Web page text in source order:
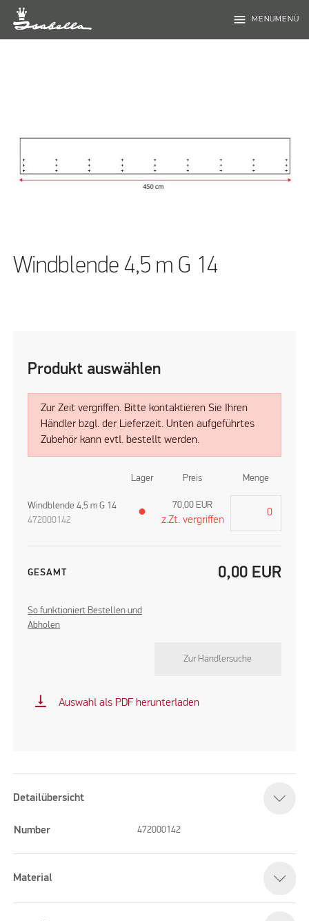
menu MENUMENÜ
Windblende 4,5 m G 14
Produkt auswählen
Zur Zeit vergriffen. Bitte kontaktieren Sie Ihren
Händler bzgl. der Lieferzeit. Unten aufgeführtes
Zubehör kann evtl. bestellt werden.
Lager Preis Menge
Windblende 4,5 m G 14
472000142
●
70,00 EUR
z.Zt. vergriffen
GESAMT 0,00 EUR
So funktioniert Bestellen und
Abholen
Zur Händlersuche
vertical_align_bottom Auswahl als PDF herunterladen
Detailübersicht
Number 472000142
Material